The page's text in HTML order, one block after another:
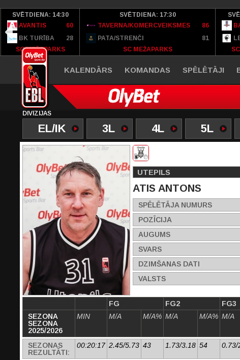
SVĒTDIENA: 14:30
AVANTIS
60
BK TURĪBA
28
SC MEŽAPARKS
SVĒTDIENA: 17:30
TAVERNA/KOMERCVEIKSMES
86
PATA/STRENČI
81
SC MEŽAPARKS
KALENDĀRS KOMANDAS SPĒLĒTĀJI
DIVĪZIJAS
EL/IK 3L 4L 5L
UTEPILS
ATIS ANTONS
SPĒLĒTĀJA NUMURS
POZĪCIJA
AUGUMS
SVARS
DZIMŠANAS DATI
VALSTS
FG FG2 FG3
SEZONA
SEZONA
2025/2026
MIN M/A M/A% M/A M/A% M/A
SEZONAS
REZULTĀTI:
00:20:17 2.45/5.73 43 1.73/3.18 54 0.73/